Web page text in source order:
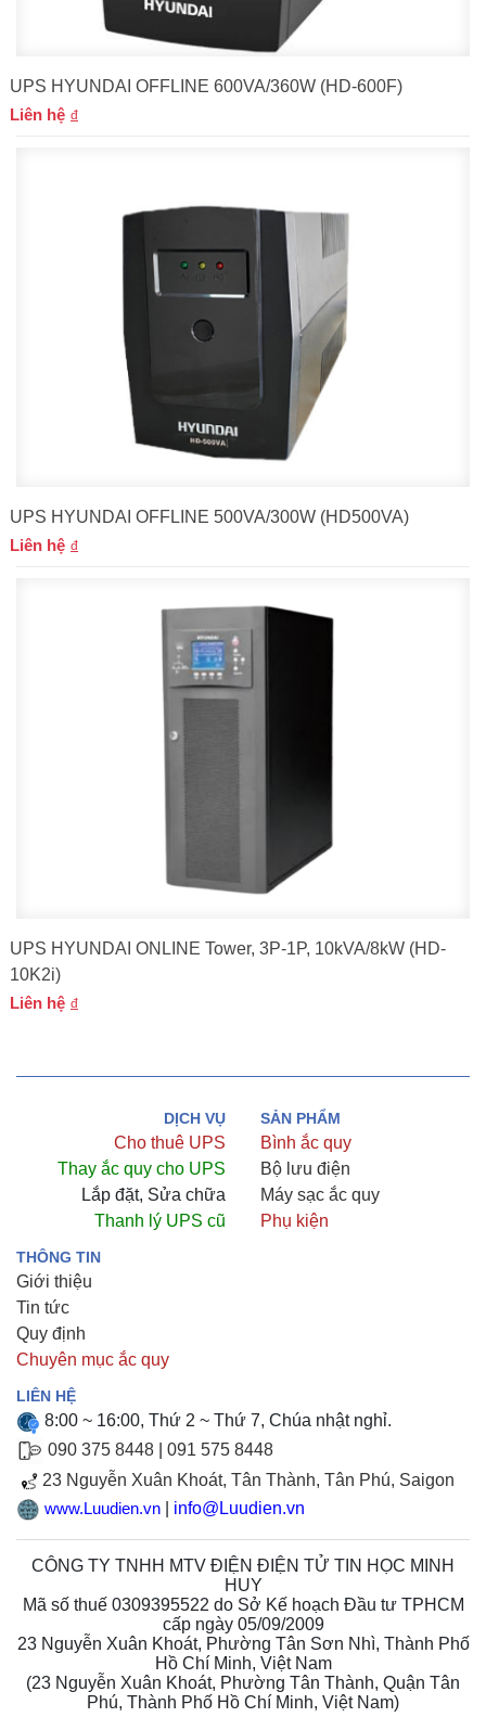
UPS HYUNDAI OFFLINE 600VA/360W (HD-600F)
Liên hệ
UPS HYUNDAI OFFLINE 500VA/300W (HD500VA)
Liên hệ
UPS HYUNDAI ONLINE Tower, 3P-1P, 10kVA/8kW (HD-
10K2i)
Liên hệ
DỊCH VỤ
Cho thuê UPS
Thay ắc quy cho UPS
Lắp đặt, Sửa chữa
Thanh lý UPS cũ
SẢN PHẨM
Bình ắc quy
Bộ lưu điện
Máy sạc ắc quy
Phụ kiện
THÔNG TIN
Giới thiệu
Tin tức
Quy định
Chuyên mục ắc quy
LIÊN HỆ
8:00 ~ 16:00, Thứ 2 ~ Thứ 7, Chúa nhật nghỉ.
090 375 8448
091 575 8448
23 Nguyễn Xuân Khoát, Tân Thành, Tân Phú, Saigon
www.Luudien.vn info@Luudien.vn
CÔNG TY TNHH MTV ĐIỆN ĐIỆN TỬ TIN HỌC MINH
HUY
Mã số thuế 0309395522 do Sở Kế hoạch Đầu tư TPHCM
cấp ngày 05/09/2009
23 Nguyễn Xuân Khoát, Phường Tân Sơn Nhì, Thành Phố
Hồ Chí Minh, Việt Nam
(23 Nguyễn Xuân Khoát, Phường Tân Thành, Quận Tân
Phú, Thành Phố Hồ Chí Minh, Việt Nam)